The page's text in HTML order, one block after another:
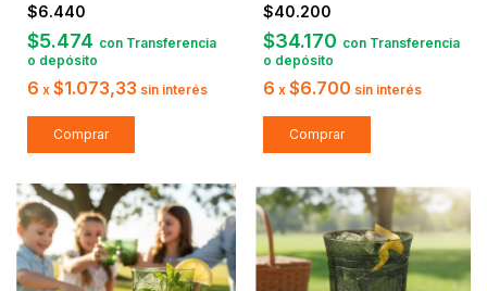
$6.440
$5.474 con Transferencia
o depósito
6 x $1.073,33 sin interés
$40.200
$34.170 con Transferencia
o depósito
6 x $6.700 sin interés